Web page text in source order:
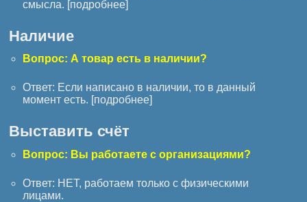
смысла. [подробнее]
Наличие
Вопрос: А товар есть в наличии?
Ответ: Если написано в наличии, то в данный
момент есть. [подробнее]
Выставить счёт
Вопрос: Вы работаете с организациями?
Ответ: НЕТ, работаем только с физическими
лицами.